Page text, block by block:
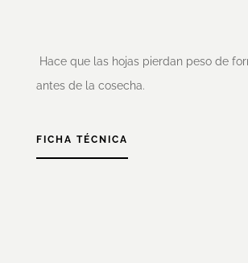
Hace que las hojas pierdan peso de
antes de la cosecha.
FICHA TÉCNICA